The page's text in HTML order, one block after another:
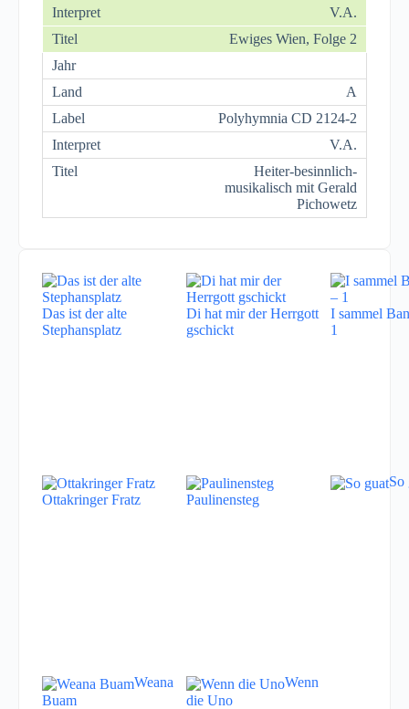
V.A.
Ewiges Wien, Folge 2
A
Polyhymnia CD 2124-2
V.A.
Heiter-besinnlich-
musikalisch mit Gerald
Pichowetz
Das ist der alte
Stephansplatz
Di hat mir der Herrgott
gschickt
I sammel
1
Ottakringer Fratz Paulinensteg
So
Weana
Buam
Wenn
die Uno